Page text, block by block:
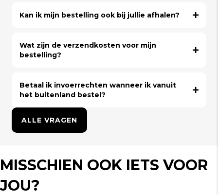
Kan ik mijn bestelling ook bij jullie afhalen?
Wat zijn de verzendkosten voor mijn
bestelling?
Betaal ik invoerrechten wanneer ik vanuit
het buitenland bestel?
ALLE VRAGEN
MISSCHIEN OOK IETS VOOR
JOU?